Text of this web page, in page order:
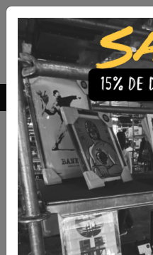
Envío Gratis a todo Chile